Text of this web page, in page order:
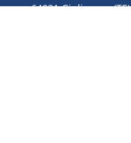
64021 Giulianova (TE)